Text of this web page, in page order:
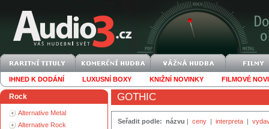
IHNED K DODÁNÍ LUXUSNÍ BOXY KNIŽNÍ NOVINKY FILMOVÉ
Rock
Alternative Metal
Alternative Rock
GOTHIC
Seřadit podle: názvu | ceny | interpreta |